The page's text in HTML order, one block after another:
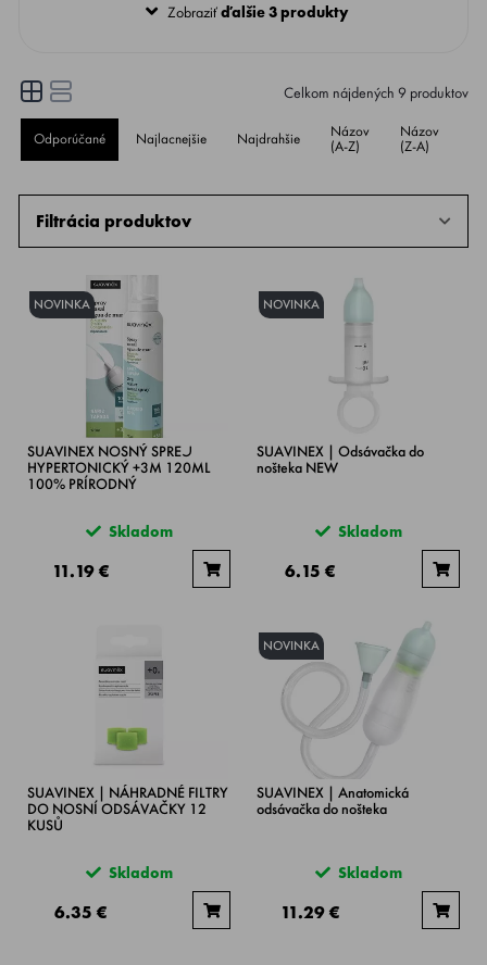
Zobraziťďalšie 3 produkty
Celkom nájdených 9 produktov
Odporúčané Najlacnejšie Najdrahšie
Názov
(A-Z)
Názov
(Z-A)
Filtrácia produktov
NOVINKA
SUAVINEX NOSNÝ SPREJ
HYPERTONICKÝ +3M 120ML
100% PRÍRODNÝ
Skladom
11.19 €
NOVINKA
SUAVINEX | Odsávačka do
nošteka NEW
Skladom
6.15 €
SUAVINEX | NÁHRADNÉ FILTRY
DO NOSNÍ ODSÁVAČKY 12
KUSŮ
Skladom
6.35 €
NOVINKA
SUAVINEX | Anatomická
odsávačka do nošteka
Skladom
11.29 €